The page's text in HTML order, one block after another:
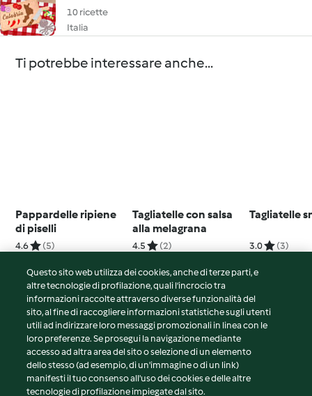
10 ricette
Italia
Ti potrebbe interessare anche...
Pappardelle ripiene
di piselli
4.6 (5)
Tagliatelle con salsa
alla melagrana
4.5 (2)
Tagliatelle
3.0 (3)
© Copyright 2026
Termini del servizio
Informativa sulla privacy
Avvertenze generali
Questo sito web utilizza dei cookies, anche di terze parti, e
altre tecnologie di profilazione, quali l’incrocio tra
informazioni raccolte attraverso diverse funzionalità del
sito, al fine di raccogliere informazioni statistiche sugli utenti
utili ad indirizzare loro messaggi promozionali in linea con le
loro preferenze. Se prosegui la navigazione mediante
accesso ad altra area del sito o selezione di un elemento
dello stesso (ad esempio, di un'immagine o di un link)
manifesti il tuo consenso all'uso dei cookies e delle altre
tecnologie di profilazione impiegate dal sito.